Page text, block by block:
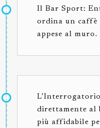
Il Bar Sport:
ordina un caffè
appese al muro.
direttamente al
più affidabile